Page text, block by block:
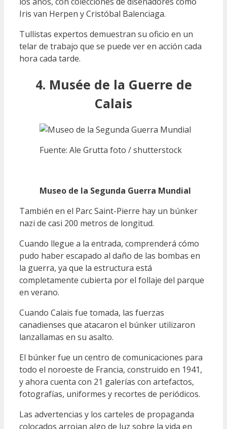
Iris van Herpen y Cristóbal Balenciaga.
Tullistas expertos demuestran su oficio en un
telar de trabajo que se puede ver en acción cada
hora cada tarde.
4. Musée de la Guerre de
Calais
Fuente: Ale Grutta foto / shutterstock
Museo de la Segunda Guerra Mundial
También en el Parc Saint-Pierre hay un búnker
nazi de casi 200 metros de longitud.
Cuando llegue a la entrada, comprenderá cómo
pudo haber escapado al daño de las bombas en
la guerra, ya que la estructura está
completamente cubierta por el follaje del parque
en verano.
Cuando Calais fue tomada, las fuerzas
canadienses que atacaron el búnker utilizaron
lanzallamas en su asalto.
El búnker fue un centro de comunicaciones para
todo el noroeste de Francia, construido en 1941,
y ahora cuenta con 21 galerías con artefactos,
fotografías, uniformes y recortes de periódicos.
Las advertencias y los carteles de propaganda
colocados arrojan algo de luz sobre la vida en